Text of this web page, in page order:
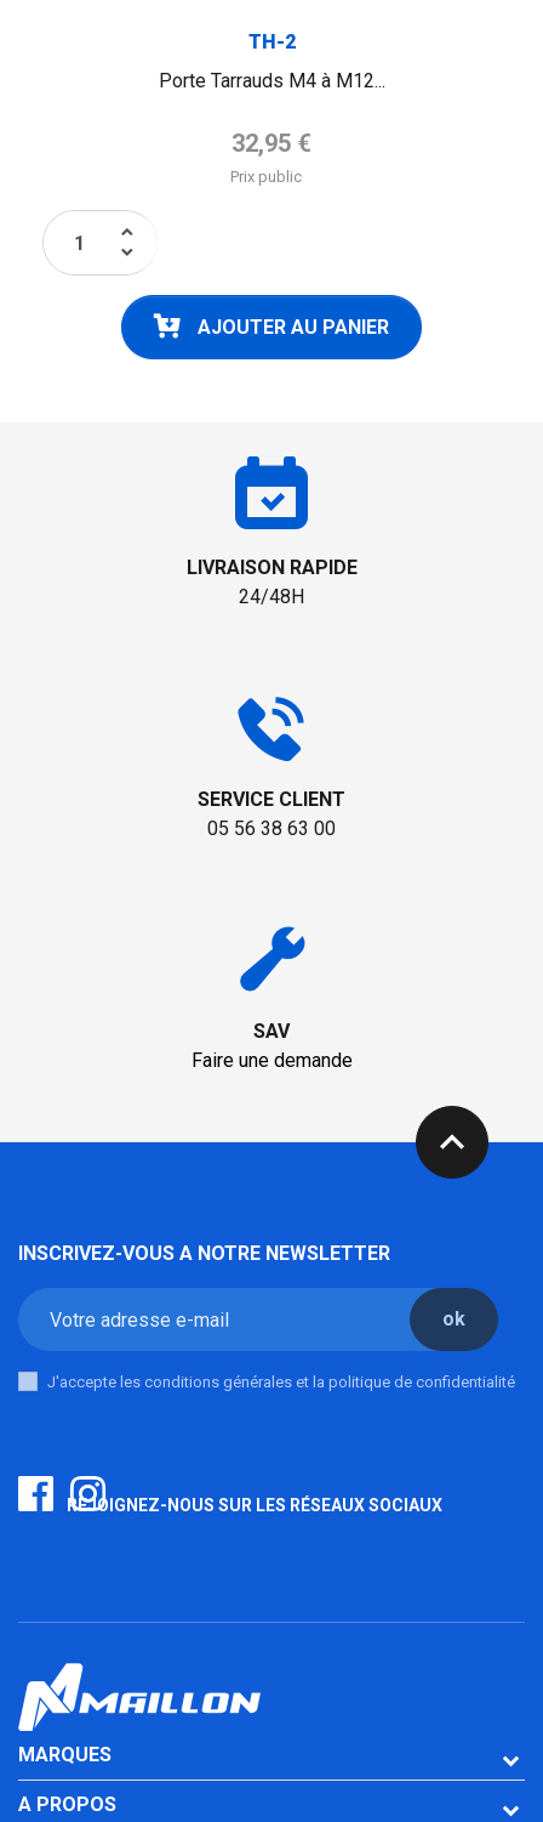
TH-2
Porte Tarrauds M4 à M12...
Prix de base
32,95 €
Prix public
keyboard_arrow_up
keyboard_arrow_down
AJOUTER AU PANIER
LIVRAISON RAPIDE
24/48H
SERVICE CLIENT
05 56 38 63 00
SAV
Faire une demande
expand_less
INSCRIVEZ-VOUS A NOTRE NEWSLETTER
ok
J'accepte les conditions générales et la politique de confidentialité
REJOIGNEZ-NOUS SUR LES RÉSEAUX SOCIAUX
MARQUES
A PROPOS